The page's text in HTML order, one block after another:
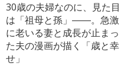
30歳の夫婦なのに、見た目
は「祖母と孫」――。急激
に老いる妻と成長が止まっ
た夫の漫画が描く「歳と幸
せ」